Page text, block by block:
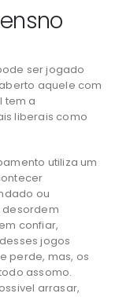
ser jogado
aquele com
tem a
liberais como
utiliza um
ou
confiar,
jogos
perde, mas, os
assomo.
arrasar,